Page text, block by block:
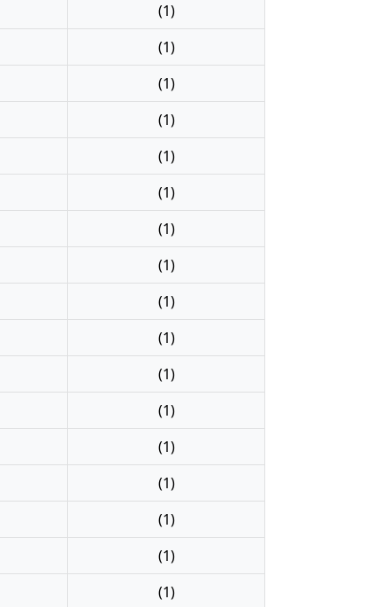
(1)
(1)
(1)
(1)
(1)
(1)
(1)
(1)
(1)
(1)
(1)
(1)
(1)
(1)
(1)
(1)
(1)